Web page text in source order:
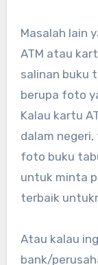
Masalah lain
ATM atau
salinan buku
berupa foto
Kalau kartu
dalam
foto buku
untuk minta
terbaik
Atau kalau
bank/